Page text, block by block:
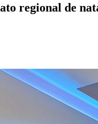
regional de